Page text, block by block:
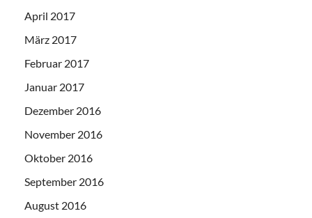
April 2017
März 2017
Februar 2017
Januar 2017
Dezember 2016
November 2016
Oktober 2016
September 2016
August 2016